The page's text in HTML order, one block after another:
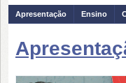
Apresentação Ensino